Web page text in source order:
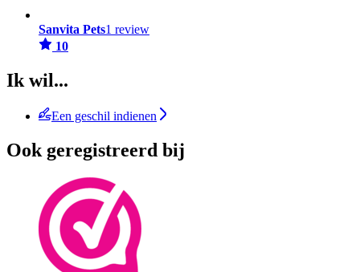
Sanvita Pets1 review
10
Ik wil...
Een geschil indienen
Ook geregistreerd bij